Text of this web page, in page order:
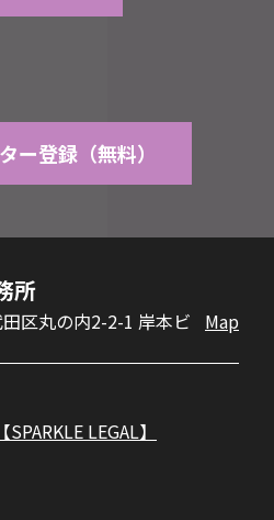
ー登録（無料）
所
区丸の内2-2-1 岸本ビ
Map
LEGAL】